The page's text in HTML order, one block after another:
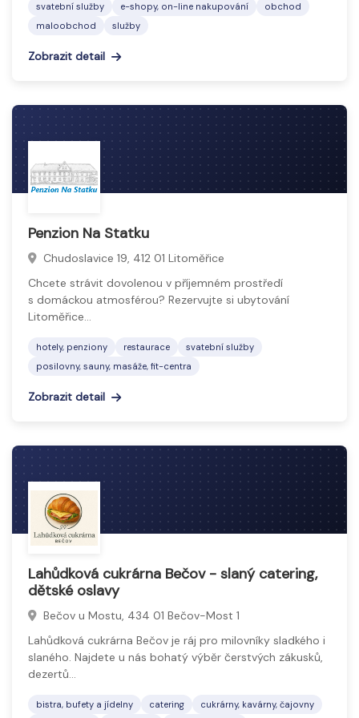
svatební služby e-shopy, on-line nakupování
obchod
maloobchod
služby
Zobrazit detail
Penzion Na Statku
Chudoslavice 19, 412 01 Litoměřice
Chcete strávit dovolenou v příjemném prostředí
s domáckou atmosférou? Rezervujte si ubytování
Litoměřice…
hotely, penziony restaurace
svatební služby
posilovny, sauny, masáže, fit-centra
Zobrazit detail
Lahůdková cukrárna Bečov - slaný catering,
dětské oslavy
Bečov u Mostu, 434 01 Bečov-Most 1
Lahůdková cukrárna Bečov je ráj pro milovníky sladkého i
slaného. Najdete u nás bohatý výběr čerstvých zákusků,
dezertů…
bistra, bufety a jídelny catering cukrárny, kavárny, čajovny